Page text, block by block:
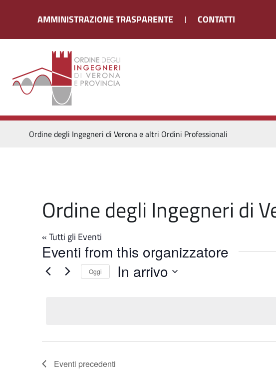
AMMINISTRAZIONE TRASPARENTE CONTATTI
Ordine degli Ingegneri di Verona e altri Ordini Professionali
Ordine degli Ingegneri di
« Tutti gli Eventi
Eventi from this organizzatore
Oggi In arrivo
Eventi precedenti